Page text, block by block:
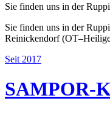
Sie finden uns in der
Sie finden uns in der
Reinickendorf
Seit 2017
SAMPOR-